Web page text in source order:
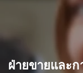
ฝ่ายขายและ